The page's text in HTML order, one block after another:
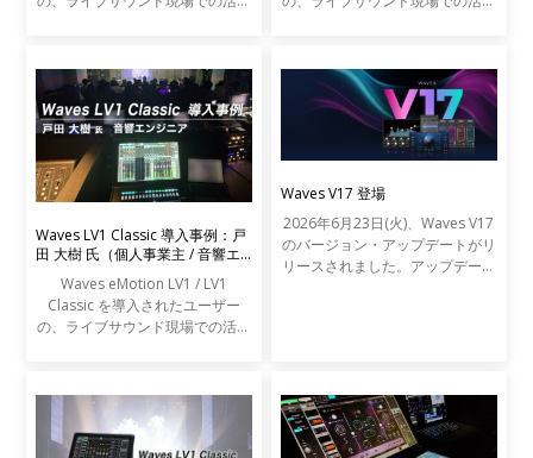
Waves LV1 Classic 導入事例：戸
田 大樹 氏（個人事業主 / 音響エ
Waves eMotion LV1 / LV1
Classic を導入されたユーザー
の、ライブサウンド現場での活用
Waves V17 登場
2026年6月23日(火)、Waves V17
のバージョン・アップデートがリ
リースされました。アップデート